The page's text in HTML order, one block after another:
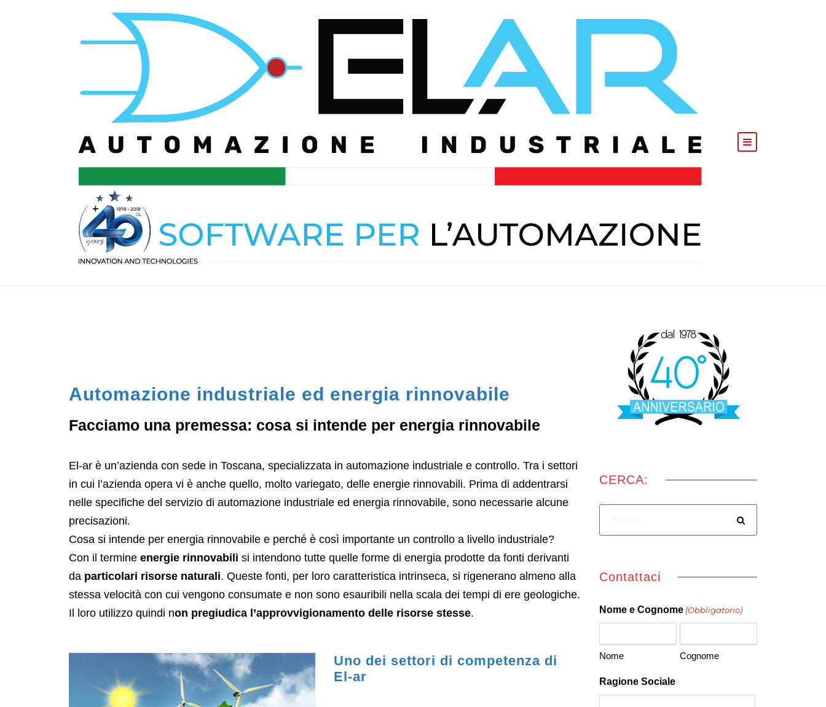
Automazione industriale ed energia rinnovabile
Facciamo una premessa: cosa si intende per energia rinnovabile
El-ar è un’azienda con sede in Toscana, specializzata in automazione industriale e controllo. Tra i settori
in cui l’azienda opera vi è anche quello, molto variegato, delle energie rinnovabili. Prima di addentrarsi
nelle specifiche del servizio di automazione industriale ed energia rinnovabile, sono necessarie alcune
precisazioni.
Cosa si intende per energia rinnovabile e perché è così importante un controllo a livello industriale?
Con il termine energie rinnovabili si intendono tutte quelle forme di energia prodotte da fonti derivanti
da particolari risorse naturali. Queste fonti, per loro caratteristica intrinseca, si rigenerano almeno alla
stessa velocità con cui vengono consumate e non sono esauribili nella scala dei tempi di ere geologiche.
Il loro utilizzo quindi non pregiudica l’approvvigionamento delle risorse stesse.
Uno dei settori di competenza di
El-ar
CERCA:
Contattaci
Nome e Cognome (Obbligatorio)
Nome Cognome
Ragione Sociale